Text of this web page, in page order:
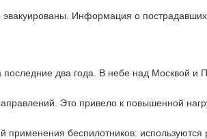
эвакуированы. Информация о
два года. В небе над Москвой и
Это привело к повышенной
применения беспилотников: